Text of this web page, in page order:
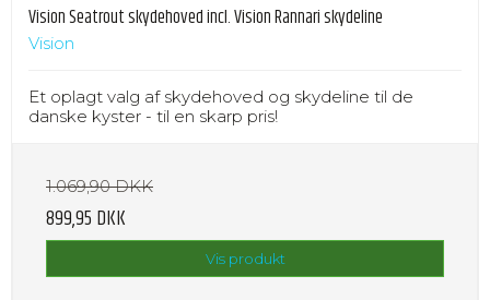
Vision Seatrout skydehoved incl. Vision Rannari skydeline
Vision
Et oplagt valg af skydehoved og skydeline til de
danske kyster - til en skarp pris!
1.069,90 DKK
899,95 DKK
Vis produkt